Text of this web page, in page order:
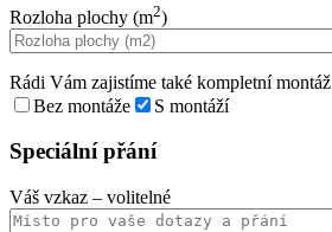
Rozloha plochy (m2)
Rádi Vám zajistíme také kompletní montáž
Bez montáže
S montáží
Speciální přání
Váš vzkaz – volitelné